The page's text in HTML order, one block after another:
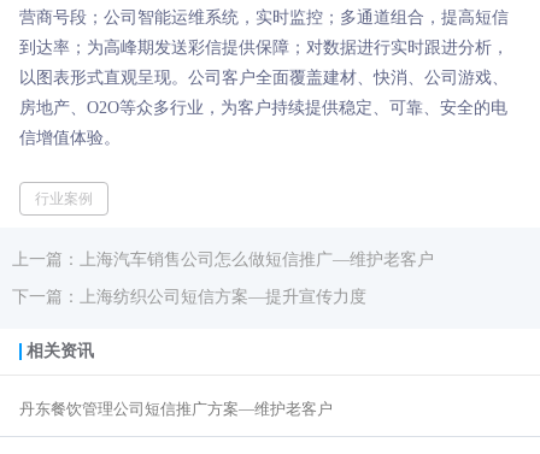
营商号段；公司智能运维系统，实时监控；多通道组合，提高短信
到达率；为高峰期发送彩信提供保障；对数据进行实时跟进分析，
以图表形式直观呈现。公司客户全面覆盖建材、快消、公司游戏、
房地产、O2O等众多行业，为客户持续提供稳定、可靠、安全的电
信增值体验。
行业案例
上一篇：上海汽车销售公司怎么做短信推广—维护老客户
下一篇：上海纺织公司短信方案—提升宣传力度
相关资讯
丹东餐饮管理公司短信推广方案—维护老客户